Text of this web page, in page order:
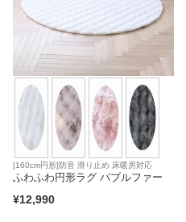
[160cm円形]防音 滑り止め 床暖房対応
ふわふわ円形ラグ バブルファー
¥12,990